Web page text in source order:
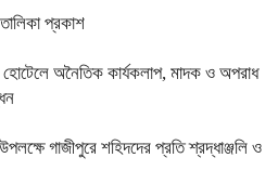
তালিকা প্রকাশ
হোটেলে অনৈতিক কার্যকলাপ, মাদক ও অপরাধ
গাজীপুরে শহিদদের প্রতি শ্রদ্ধাঞ্জলি ও